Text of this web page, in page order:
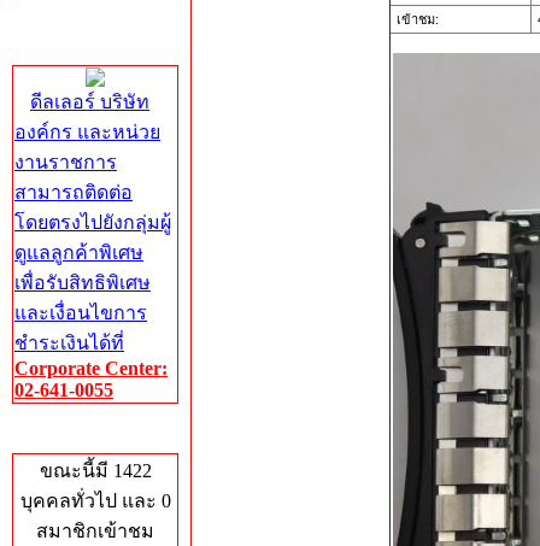
ดีลเลอร์ บริษัท
องค์กร และหน่วย
งานราชการ
สามารถติดต่อ
โดยตรงไปยังกลุ่มผู้
ดูแลลูกค้าพิเศษ
เพื่อรับสิทธิพิเศษ
และเงื่อนไขการ
ชำระเงินได้ที่
Corporate Center:
02-641-0055
ขณะนี้มี 1422
บุคคลทั่วไป และ 0
สมาชิกเข้าชม
เข้าชม: